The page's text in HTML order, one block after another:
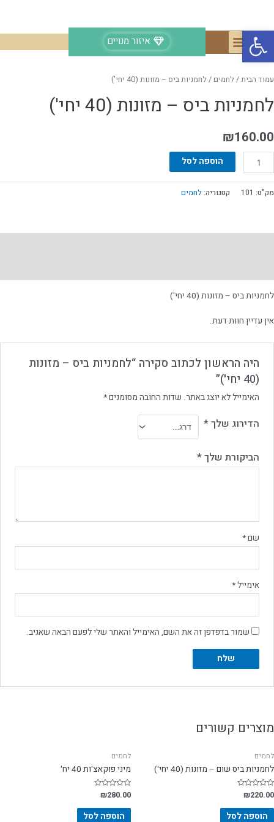
איזור מנויים
עמוד הבית/לחמים / לחמניות ביס – מזונות (40 יחי')
לחמניות ביס – מזונות (40 יחי')
₪160.00
הוספה לסל
מק"ט: 101 קטגוריה:לחמים
לחמניות ביס – מזונות (40 יחי')
אין עדיין חוות דעת.
היה הראשון לכתוב סקירה “לחמניות ביס – מזונות
(40 יחי')”
האימייל לא יוצג באתר. שדות החובה מסומנים*
הדירוג שלך*
הביקורת שלך*
שם*
אימייל*
שמור בדפדפן זה את השם, האימייל והאתר שלי לפעם הבאה שאגיב.
מוצרים קשורים
לחמים
לחמניות ביס שום – מזונות (40 יחי')
דורג
0
מתוך
₪220.00
הוספה לסל
לחמים
מיני פוקאצ'ות 40 יח'
דורג
0
מתוך
₪280.00
הוספה לסל
פתח סרגל נגישות